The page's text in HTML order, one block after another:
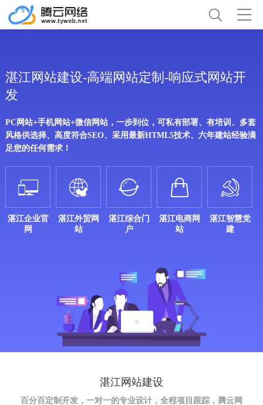
湛江网站建设-高端网站定制-响应式网站开
发
PC网站+手机网站+微信网站，一步到位，可私有部署、有培训、多套
风格供选择、高度符合SEO、采用最新HTML5技术、六年建站经验满
足您的任何需求！

湛江企业官
网

湛江外贸网
站

湛江综合门
户

湛江电商网
站

湛江智慧党
建
湛江网站建设
百分百定制开发，一对一的专业设计，全程项目跟踪，腾云网